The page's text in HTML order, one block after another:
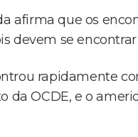
afirma que os
devem se
rapidamente
da OCDE, e o